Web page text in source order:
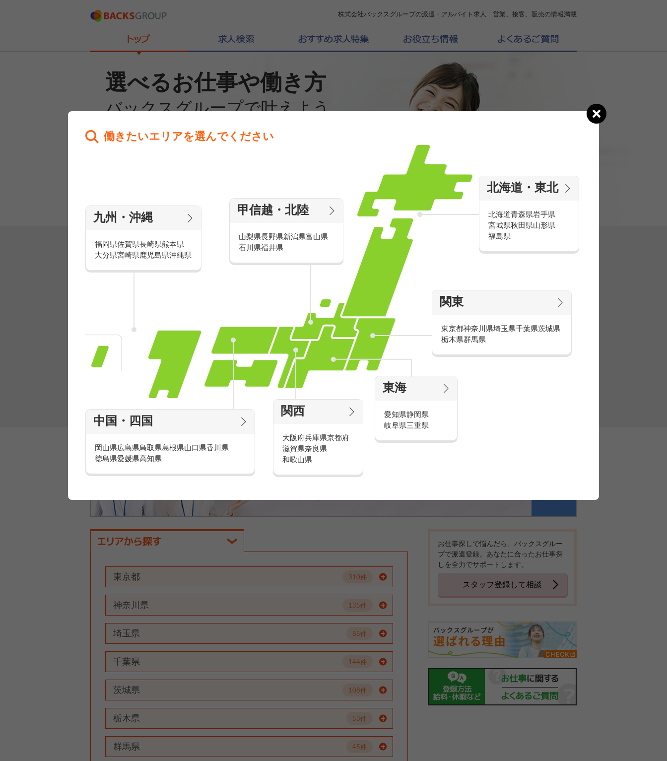
株式会社バックスグループの派遣・アルバイト求人 営業、接客、販売の情報満載
選べるお仕事や働き方
バックスグループで叶えよう
働きたいエリアを選んでください
エリアの
働きたいエリアを選んでください
北海道・東北
北海道青森県岩手県
宮城県秋田県山形県
福島県
関東
東京都神奈川県埼玉県千葉県茨城県
栃木県群馬県
東海
愛知県静岡県
岐阜県三重県
関西
大阪府兵庫県京都府
滋賀県奈良県
和歌山県
中国・四国
岡山県広島県鳥取県島根県山口県香川県
徳島県愛媛県高知県
九州・沖縄
福岡県佐賀県長崎県熊本県
大分県宮崎県鹿児島県沖縄県
甲信越・北陸
山梨県長野県新潟県富山県
石川県福井県
派遣・アルバイトのおすすめ求人特集
有名ブランドで楽しく働こう
人気を誇るブランドで 販売&店舗運営スタッ
フ積極採用中！
家電量販店の派遣・バイト求人
家電量販店で働くメリットをご紹介！
官庁・官公庁のお仕事とは
東京都 310件
神奈川県 135件
埼玉県 85件
千葉県 144件
茨城県 108件
栃木県 53件
群馬県 45件
お仕事探しで悩んだら、バックスグルー
プで派遣登録。あなたに合ったお仕事探
しを全力でサポートします。
スタッフ登録して相談